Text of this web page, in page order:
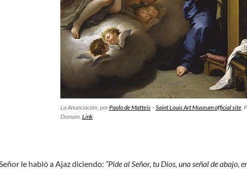
La Anunciación, porPaolo de Matteis–Saint Louis Art Museum official site,
Domain, Link
le habló a Ajaz diciendo: “Pide al Señor, tu Dios, una señal de abajo,